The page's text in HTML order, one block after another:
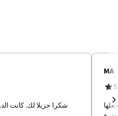
شكرا جزيلا لك. كانت
MA